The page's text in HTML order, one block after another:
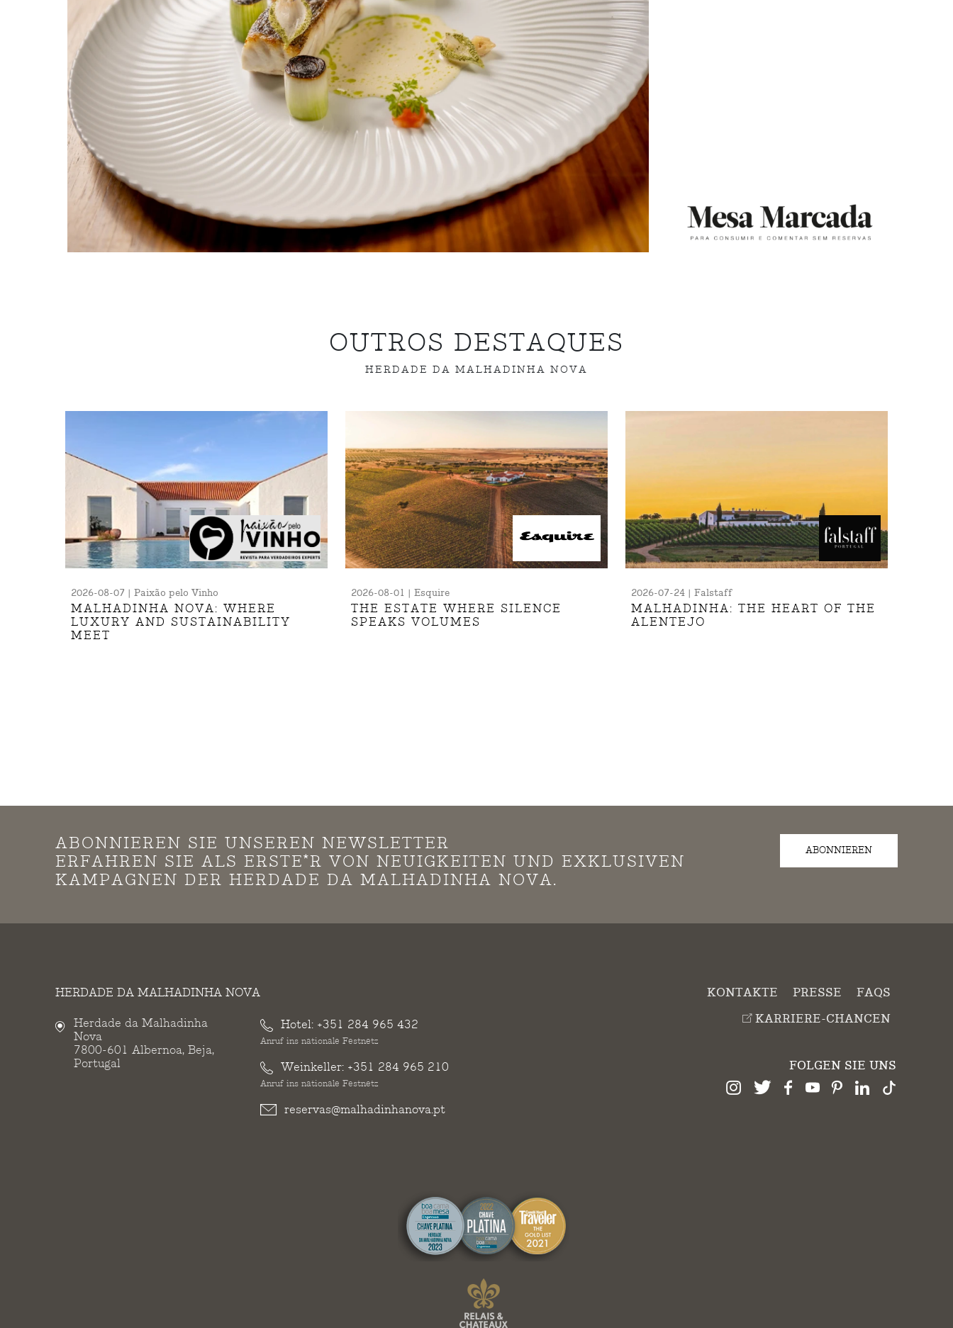
OUTROS DESTAQUES
HERDADE DA MALHADINHA NOVA
2026-08-07 | Paixão pelo Vinho
MALHADINHA NOVA: WHERE
LUXURY AND SUSTAINABILITY
MEET
2026-08-01 | Esquire
THE ESTATE WHERE SILENCE
SPEAKS VOLUMES
2026-07-24 | Falstaff
MALHADINHA: THE HEART OF THE
ALENTEJO
ABONNIEREN SIE UNSEREN NEWSLETTER
ERFAHREN SIE ALS ERSTE*R VON NEUIGKEITEN UND EXKLUSIVEN
KAMPAGNEN DER HERDADE DA MALHADINHA NOVA.
ABONNIEREN
HERDADE DA MALHADINHA NOVA
Herdade da Malhadinha
Nova
7800-601 Albernoa, Beja,
Portugal
Hotel: +351 284 965 432
Anruf ins nationale Festnetz
Weinkeller: +351 284 965 210
Anruf ins nationale Festnetz
reservas@malhadinhanova.pt
KONTAKTE PRESSE
FAQS
KARRIERE-CHANCEN
FOLGEN SIE UNS